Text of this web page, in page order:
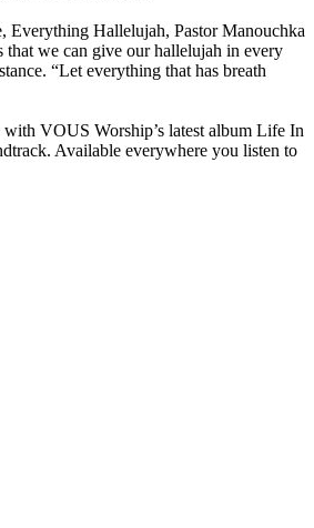
Everything Hallelujah, Pastor Manouchka
that we can give our hallelujah in every
“Let everything that has breath
VOUS Worship’s latest album Life In
Available everywhere you listen to